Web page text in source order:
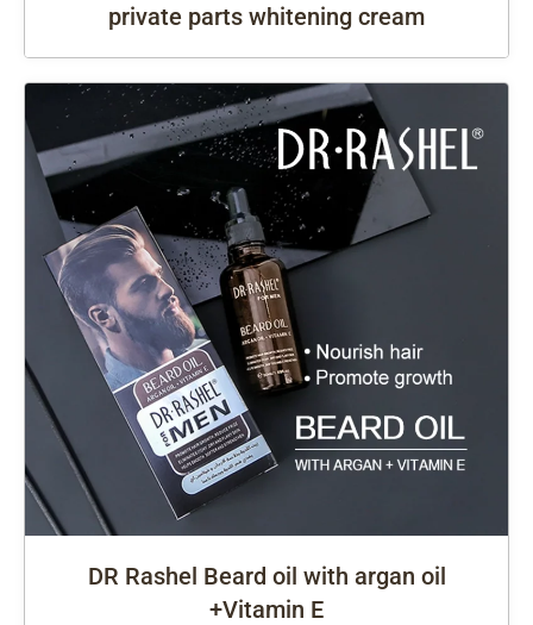
private parts whitening cream
DR Rashel Beard oil with argan oil
+Vitamin E